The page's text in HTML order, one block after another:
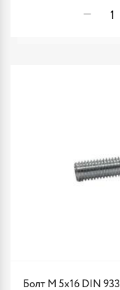
Болт М 5х16 DIN